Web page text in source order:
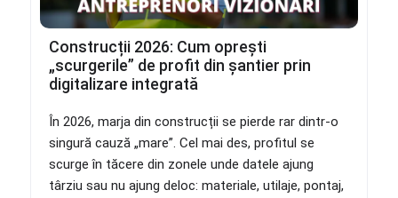
Construcții 2026: Cum oprești
„scurgerile” de profit din șantier prin
digitalizare integrată
În 2026, marja din construcții se pierde rar dintr-o
singură cauză „mare”. Cel mai des, profitul se
scurge în tăcere din zonele unde datele ajung
târziu sau nu ajung deloc: materiale, utilaje, pontaj,